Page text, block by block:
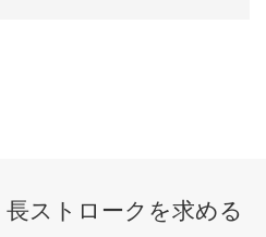
ストロークを求める